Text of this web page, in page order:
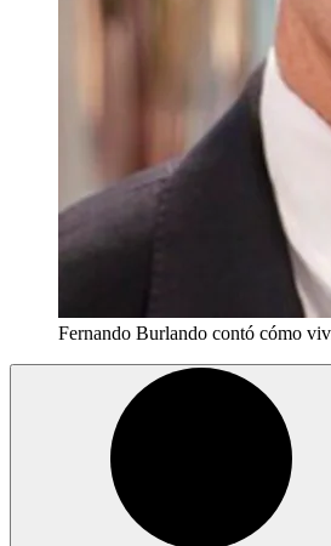
Fernando Burlando contó cómo